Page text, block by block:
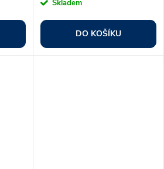
Skladem
DO KOŠÍKU